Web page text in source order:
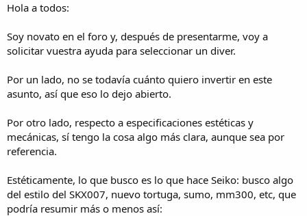
Hola a todos:
Soy novato en el foro y, después de presentarme, voy a
solicitar vuestra ayuda para seleccionar un diver.
Por un lado, no se todavía cuánto quiero invertir en este
asunto, así que eso lo dejo abierto.
Por otro lado, respecto a especificaciones estéticas y
mecánicas, sí tengo la cosa algo más clara, aunque sea por
referencia.
Estéticamente, lo que busco es lo que hace Seiko: busco algo
del estilo del SKX007, nuevo tortuga, sumo, mm300, etc, que
podría resumir más o menos así: